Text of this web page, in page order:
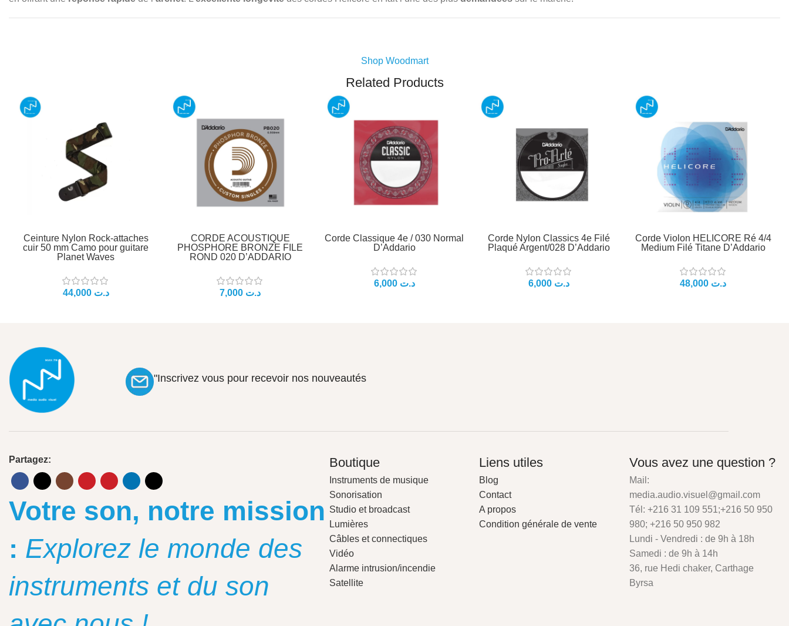
Shop Woodmart
Related Products
Ceinture Nylon Rock-attaches
cuir 50 mm Camo pour guitare
Planet Waves
د.ت
CORDE ACOUSTIQUE
PHOSPHORE BRONZE FILE
ROND 020 D’ADDARIO
د.ت
Corde Classique 4e / 030 Normal
D’Addario
د.ت
Corde Nylon Classics 4e Filé
Plaqué Argent/028 D’Addario
د.ت
Corde Violon HELICORE Ré 4/4
Medium Filé Titane D’Addario
د.ت
"Inscrivez vous pour recevoir nos nouveautés
Partagez:
Votre son, notre mission
: Explorez le monde des
instruments et du son
Boutique
Instruments de musique
Sonorisation
Studio et broadcast
Lumières
Câbles et connectiques
Vidéo
Alarme intrusion/incendie
Satellite
Liens utiles
Blog
Contact
A propos
Condition générale de vente
Vous avez une question ?
Mail:
media.audio.visuel@gmail.com
Tél: +216 31 109 551;+216 50 950
980; +216 50 950 982
Lundi - Vendredi : de 9h à 18h
Samedi : de 9h à 14h
36, rue Hedi chaker, Carthage
Byrsa